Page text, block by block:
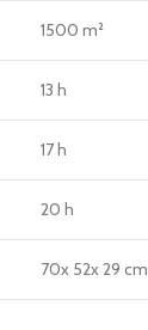
1500 m²
13 h
17 h
20 h
70x 52x 29 cm